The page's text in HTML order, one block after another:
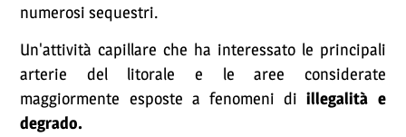
numerosi sequestri.
Un'attività capillare che ha interessato le principali
arterie del litorale e le aree considerate
maggiormente esposte a fenomeni di illegalità e
degrado.